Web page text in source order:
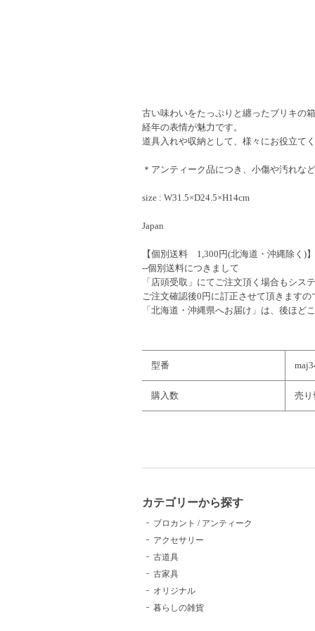
古い味わいをたっぷりと纏ったブリキの
経年の表情が魅力です。
道具入れや収納として、様々にお役立て
＊アンティーク品につき、小傷や汚れな
size : W31.5×D24.5×H14cm
Japan
【個別送料 1,300円(北海道・沖縄除く)】
--個別送料につきまして
「店頭受取」にてご注文頂く場合もシス
ご注文確認後0円に訂正させて頂きます
「北海道・沖縄県へお届け」は、後ほど
型番
購入数 売り
カテゴリーから探す
ブロカント / アンティーク
アクセサリー
古道具
古家具
オリジナル
暮らしの雑貨